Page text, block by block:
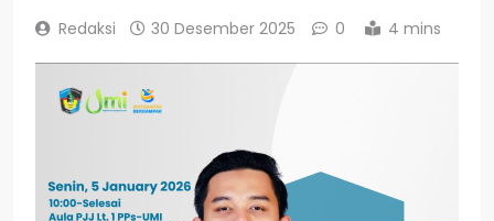
Redaksi 30 Desember 2025 0 4 mins